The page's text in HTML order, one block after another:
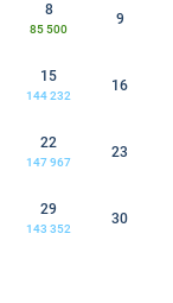
8
85 500
9
15
144 232
16
22
147 967
23
29
143 352
30